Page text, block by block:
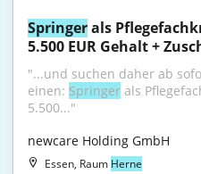
Springer als
5.500 EUR Gehalt +
"...und suchen daher ab
einen: Springer als
5.500..."
newcare Holding GmbH
Essen, Raum Herne